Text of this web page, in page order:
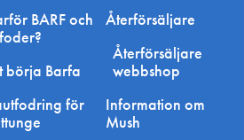
BARF och
börja Barfa
för
Återförsäljare
Återförsäljare
webbshop
Information om
Mush